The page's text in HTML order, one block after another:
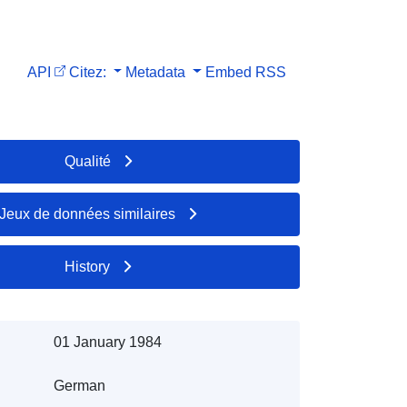
API Citez: Metadata Embed RSS
Qualité
Jeux de données similaires
History
01 January 1984
German